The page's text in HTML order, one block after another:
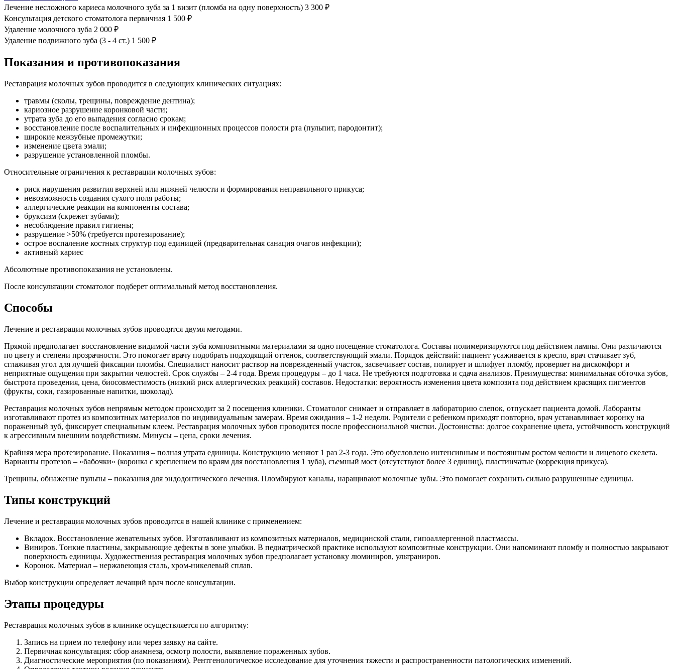
Лечение несложного кариеса молочного зуба за 1 визит (пломба на одну поверхность) 3 300 ₽
Консультация детского стоматолога первичная 1 500 ₽
Удаление молочного зуба 2 000 ₽
Удаление подвижного зуба (3 - 4 ст.) 1 500 ₽
Показания и противопоказания
Реставрация молочных зубов проводится в следующих клинических ситуациях:
травмы (сколы, трещины, повреждение дентина);
кариозное разрушение коронковой части;
утрата зуба до его выпадения согласно срокам;
восстановление после воспалительных и инфекционных процессов полости рта (пульпит, пародонтит);
широкие межзубные промежутки;
изменение цвета эмали;
разрушение установленной пломбы.
Относительные ограничения к реставрации молочных зубов:
риск нарушения развития верхней или нижней челюсти и формирования неправильного прикуса;
невозможность создания сухого поля работы;
аллергические реакции на компоненты состава;
бруксизм (скрежет зубами);
несоблюдение правил гигиены;
разрушение >50% (требуется протезирование);
острое воспаление костных структур под единицей (предварительная санация очагов инфекции);
активный кариес
Абсолютные противопоказания не установлены.
После консультации стоматолог подберет оптимальный метод восстановления.
Способы
Лечение и реставрация молочных зубов проводятся двумя методами.
Прямой предполагает восстановление видимой части зуба композитными материалами за одно посещение стоматолога. Составы полимеризируются под действием лампы. Они различаются
по цвету и степени прозрачности. Это помогает врачу подобрать подходящий оттенок, соответствующий эмали. Порядок действий: пациент усаживается в кресло, врач стачивает зуб,
сглаживая угол для лучшей фиксации пломбы. Специалист наносит раствор на поврежденный участок, засвечивает состав, полирует и шлифует пломбу, проверяет на дискомфорт и
неприятные ощущения при закрытии челюстей. Срок службы – 2-4 года. Время процедуры – до 1 часа. Не требуются подготовка и сдача анализов. Преимущества: минимальная обточка зубов,
быстрота проведения, цена, биосовместимость (низкий риск аллергических реакций) составов. Недостатки: вероятность изменения цвета композита под действием красящих пигментов
(фрукты, соки, газированные напитки, шоколад).
Реставрация молочных зубов непрямым методом происходит за 2 посещения клиники. Стоматолог снимает и отправляет в лабораторию слепок, отпускает пациента домой. Лаборанты
изготавливают протез из композитных материалов по индивидуальным замерам. Время ожидания – 1-2 недели. Родители с ребенком приходят повторно, врач устанавливает коронку на
пораженный зуб, фиксирует специальным клеем. Реставрация молочных зубов проводится после профессиональной чистки. Достоинства: долгое сохранение цвета, устойчивость конструкций
к агрессивным внешним воздействиям. Минусы – цена, сроки лечения.
Крайняя мера протезирование. Показания – полная утрата единицы. Конструкцию меняют 1 раз 2-3 года. Это обусловлено интенсивным и постоянным ростом челюсти и лицевого скелета.
Варианты протезов – «бабочки» (коронка с креплением по краям для восстановления 1 зуба), съемный мост (отсутствуют более 3 единиц), пластинчатые (коррекция прикуса).
Трещины, обнажение пульпы – показания для эндодонтического лечения. Пломбируют каналы, наращивают молочные зубы. Это помогает сохранить сильно разрушенные единицы.
Типы конструкций
Лечение и реставрация молочных зубов проводится в нашей клинике с применением:
Вкладок. Восстановление жевательных зубов. Изготавливают из композитных материалов, медицинской стали, гипоаллергенной пластмассы.
Виниров. Тонкие пластины, закрывающие дефекты в зоне улыбки. В педиатрической практике используют композитные конструкции. Они напоминают пломбу и полностью закрывают
поверхность единицы. Художественная реставрация молочных зубов предполагает установку люминиров, ультраниров.
Коронок. Материал – нержавеющая сталь, хром-никелевый сплав.
Выбор конструкции определяет лечащий врач после консультации.
Этапы процедуры
Реставрация молочных зубов в клинике осуществляется по алгоритму:
Запись на прием по телефону или через заявку на сайте.
Первичная консультация: сбор анамнеза, осмотр полости, выявление пораженных зубов.
Диагностические мероприятия (по показаниям). Рентгенологическое исследование для уточнения тяжести и распространенности патологических изменений.